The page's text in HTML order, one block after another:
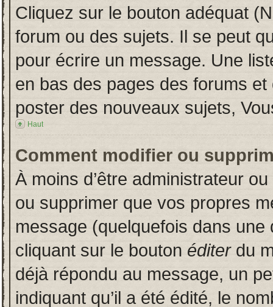
Cliquez sur le bouton adéquat
forum ou des sujets. Il se peut
pour écrire un message. Une
en bas des pages des forums
poster des nouveaux sujets,
Haut
Comment modifier ou
À moins d’être administrateur
ou supprimer que vos propres
message (quelquefois dans
cliquant sur le bouton éditerdu
déjà répondu au message, un
indiquant qu’il a été édité, le